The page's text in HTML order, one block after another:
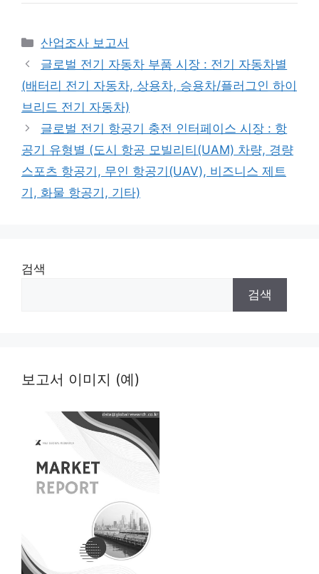
Categories
산업조사 보고서
글로벌 전기 자동차 부품 시장 : 전기 자동차별
(배터리 전기 자동차, 상용차, 승용차/플러그인 하이
브리드 전기 자동차)
글로벌 전기 항공기 충전 인터페이스 시장 : 항
공기 유형별 (도시 항공 모빌리티(UAM) 차량, 경량
스포츠 항공기, 무인 항공기(UAV), 비즈니스 제트
기, 화물 항공기, 기타)
검색
검색
보고서 이미지 (예)